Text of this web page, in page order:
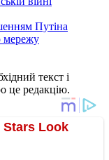
Путіна
мережу
текст і
це редакцію.